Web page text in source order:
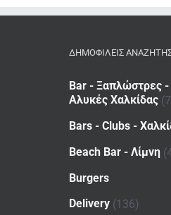
ΔΗΜΟΦΙΛΕΙΣ
Bar - Ξαπλώστρες -
Αλυκές Χαλκίδας
Bars - Clubs -
Beach Bar - Λίμνη
Burgers
Delivery (136)